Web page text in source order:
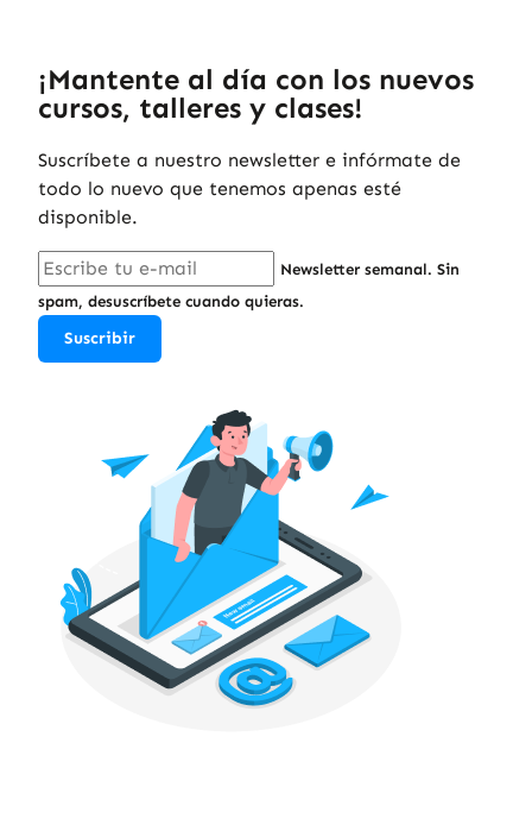
¡Mantente al día con los nuevos
cursos, talleres y clases!
Suscríbete a nuestro newsletter e infórmate de
todo lo nuevo que tenemos apenas esté
disponible.
Newsletter semanal. Sin
spam, desuscríbete cuando quieras.
Suscribir